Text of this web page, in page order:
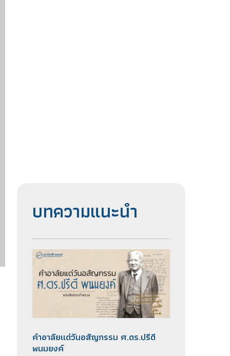
บทความแนะนำ
คำอาลัยแด่วันอสัญกรรม ศ.ดร.ปรีดี
พนมยงค์